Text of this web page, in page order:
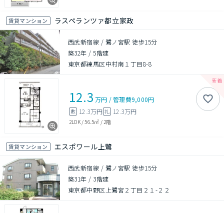
賃貸マンション ラスペランツァ都立家政
西武新宿線 / 鷺ノ宮駅 徒歩15分
築32年 /5階建
東京都練馬区中村南１丁目8-8
12.3 万円 /管理費9,000円
敷 12.3万円 礼 12.3万円
2LDK/56.5㎡ / 2階
賃貸マンション エスポワール上鷺
西武新宿線 / 鷺ノ宮駅 徒歩15分
築31年 / 3階建
東京都中野区上鷺宮２丁目２１-２２